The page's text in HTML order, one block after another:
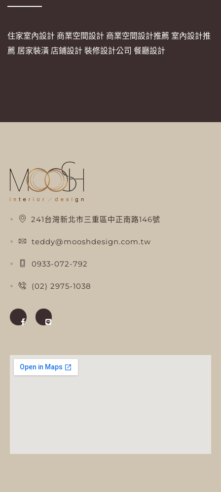
住家室內設計 商業空間設計 商業空間設計推薦 室內設計推
薦 居家裝潢店鋪設計裝修設計公司 餐廳設計
241台灣新北市三重區中正南路146號
teddy@mooshdesign.com.tw
0933-072-792
(02) 2975-1038